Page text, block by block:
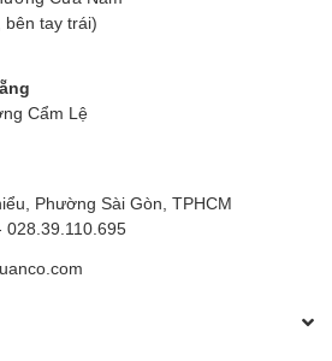
bên tay trái)
Cẩm Lệ
Phường Sài Gòn, TPHCM
028.39.110.695